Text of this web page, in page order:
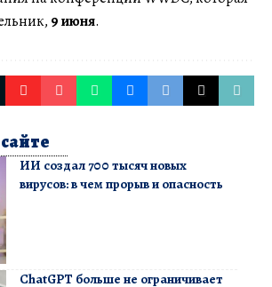
9 июня.
ИИ создал 700 тысяч новых
вирусов: в чем прорыв и опасность
ChatGPT больше не ограничивает